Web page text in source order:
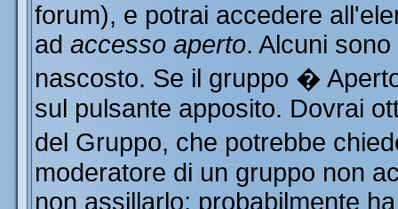
forum), e potrai accedere
ad accesso aperto. Alcuni
nascosto. Se il gruppo �
sul pulsante apposito. Dovrai
del Gruppo, che potrebbe
moderatore di un gruppo non
non assillarlo; probabilmente